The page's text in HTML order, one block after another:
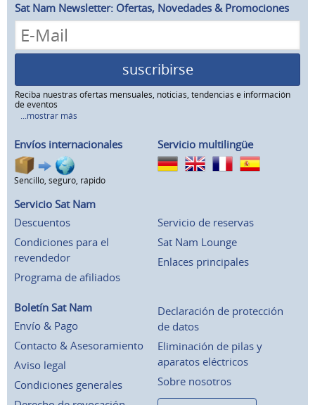
Sat Nam Newsletter: Ofertas, Novedades & Promociones
suscribirse
Reciba nuestras ofertas mensuales, noticias, tendencias e información
de eventos
...mostrar más
Envíos internacionales
Sencillo, seguro, rápido
Servicio multilingüe
Servicio Sat Nam
Descuentos
Condiciones para el
revendedor
Programa de afiliados
Servicio de reservas
Sat Nam Lounge
Enlaces principales
Boletín Sat Nam
Envío & Pago
Contacto & Asesoramiento
Aviso legal
Condiciones generales
Declaración de protección
de datos
Eliminación de pilas y
aparatos eléctricos
Sobre nosotros